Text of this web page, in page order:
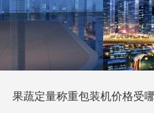
果蔬定量称重包装机价格受哪